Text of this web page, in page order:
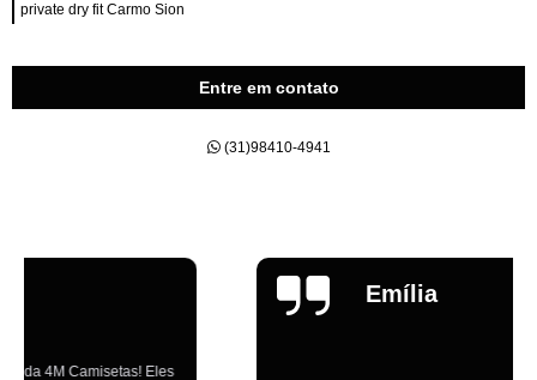
private dry fit Carmo Sion
Entre em contato
(31)98410-4941